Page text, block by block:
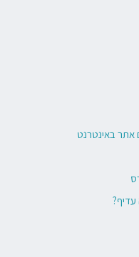
אתר באינטרנט